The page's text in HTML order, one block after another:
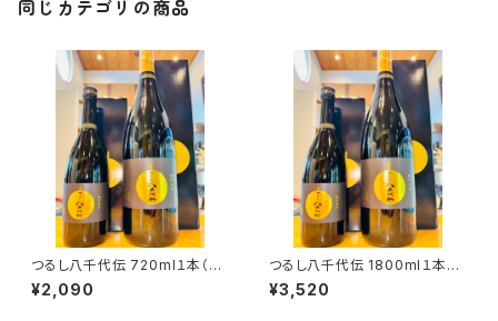
同じカテゴリの商品
つるし八千代伝 720ml１本（八
千代伝酒造・鹿児島県垂水市上
町）
¥2,090
つるし八千代伝 1800ml１本
（八千代伝酒造・鹿児島県垂水
市上町）
¥3,520